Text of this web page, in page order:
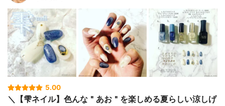
5.00
＼【雫ネイル】色んな＂あお＂を楽しめる夏らしい涼しげ